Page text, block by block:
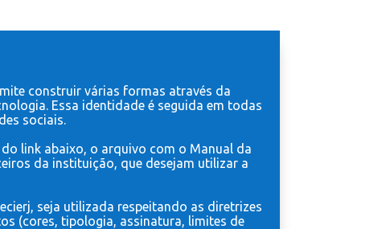
construir várias formas através da
Essa identidade é seguida em todas
sociais.
link abaixo, o arquivo com o Manual da
da instituição, que desejam utilizar a
seja utilizada respeitando as diretrizes
(cores, tipologia, assinatura, limites de